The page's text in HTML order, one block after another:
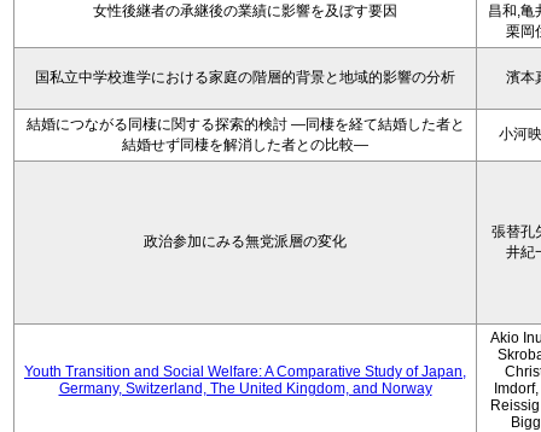
女性後継者の承継後の業績に影響を及ぼす要因
昌和,亀
栗岡
国私立中学校進学における家庭の階層的背景と地域的影響の分析 濱本
結婚につながる同棲に関する探索的検討 ―同棲を経て結婚した者と
結婚せず同棲を解消した者との比較―
小河
政治参加にみる無党派層の変化
張替孔
井紀
Youth Transition and Social Welfare: A Comparative Study of Japan,
Germany, Switzerland, The United Kingdom, and Norway
Akio